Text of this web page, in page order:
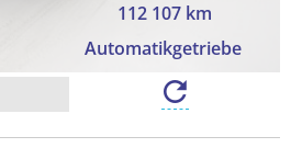
112 107 km
Automatikgetriebe